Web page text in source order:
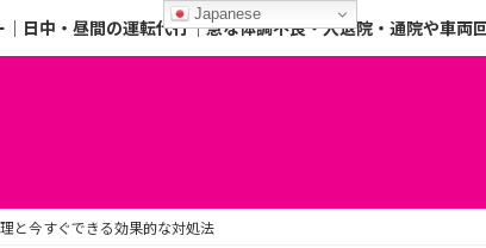
日中・昼間の運転代行｜急な体調不良・入退院・通院や車両
と今すぐできる効果的な対処法
Japanese